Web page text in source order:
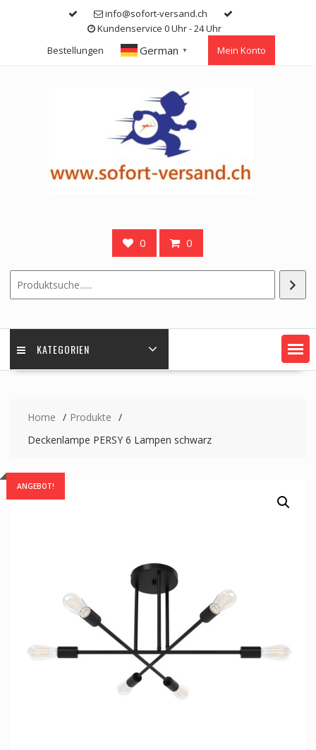
info@sofort-versand.ch
Kundenservice 0 Uhr - 24 Uhr
Bestellungen
German ▼ Mein Konto
0 0
KATEGORIEN
Home
Produkte
Deckenlampe PERSY 6 Lampen schwarz
ANGEBOT!